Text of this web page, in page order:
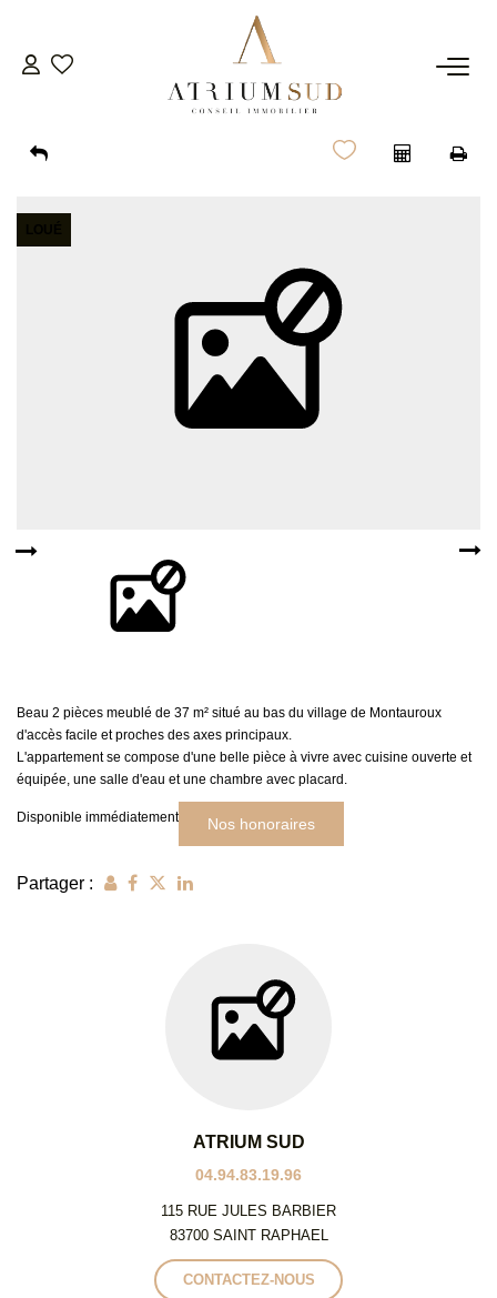
TRANSACTION
SYNDIC
ESTIMATION
Beau 2 pièces meublé de 37 m² situé au bas du village de Montauroux
d'accès facile et proches des axes principaux.
L'appartement se compose d'une belle pièce à vivre avec cuisine ouverte et
équipée, une salle d'eau et une chambre avec placard.
Disponible immédiatement Nos honoraires
Partager :
ATRIUM SUD
04.94.83.19.96
115 RUE JULES BARBIER
83700 SAINT RAPHAEL
CONTACTEZ-NOUS